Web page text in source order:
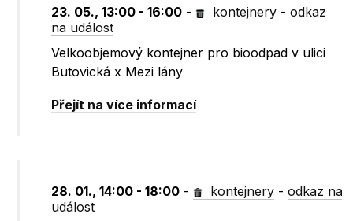
23. 05., 13:00 - 16:00 - kontejnery -odkaz
na událost
Velkoobjemový kontejner pro bioodpad v ulici
Butovická x Mezi lány
Přejít na více informací
28. 01., 14:00 - 18:00 - kontejnery -odkaz na
událost